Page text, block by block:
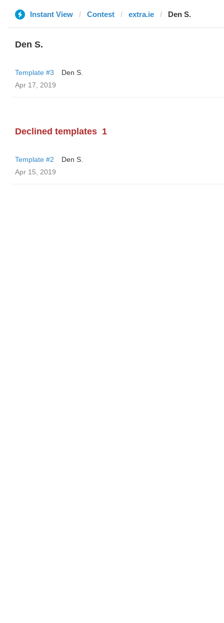
Instant View Contest extra.ie Den S.
Den S.
Template #3
Den S.
Apr 17, 2019
Declined templates 1
Template #2
Den S.
Apr 15, 2019